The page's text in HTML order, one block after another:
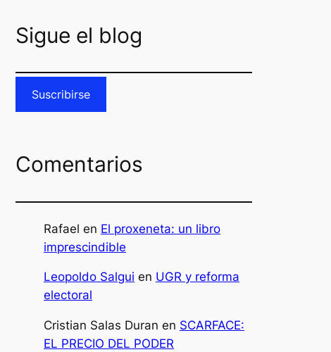
Sigue el blog
Suscribirse
Comentarios
Rafael en El proxeneta: un libro
imprescindible
Leopoldo Salgui en UGR y reforma
electoral
Cristian Salas Duran en SCARFACE:
EL PRECIO DEL PODER